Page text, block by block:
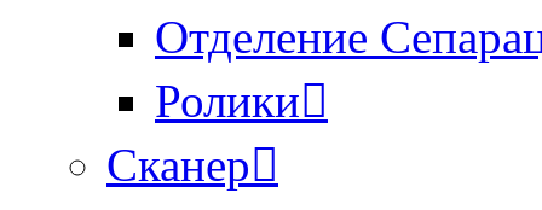
Отделение
Ролики
Сканер